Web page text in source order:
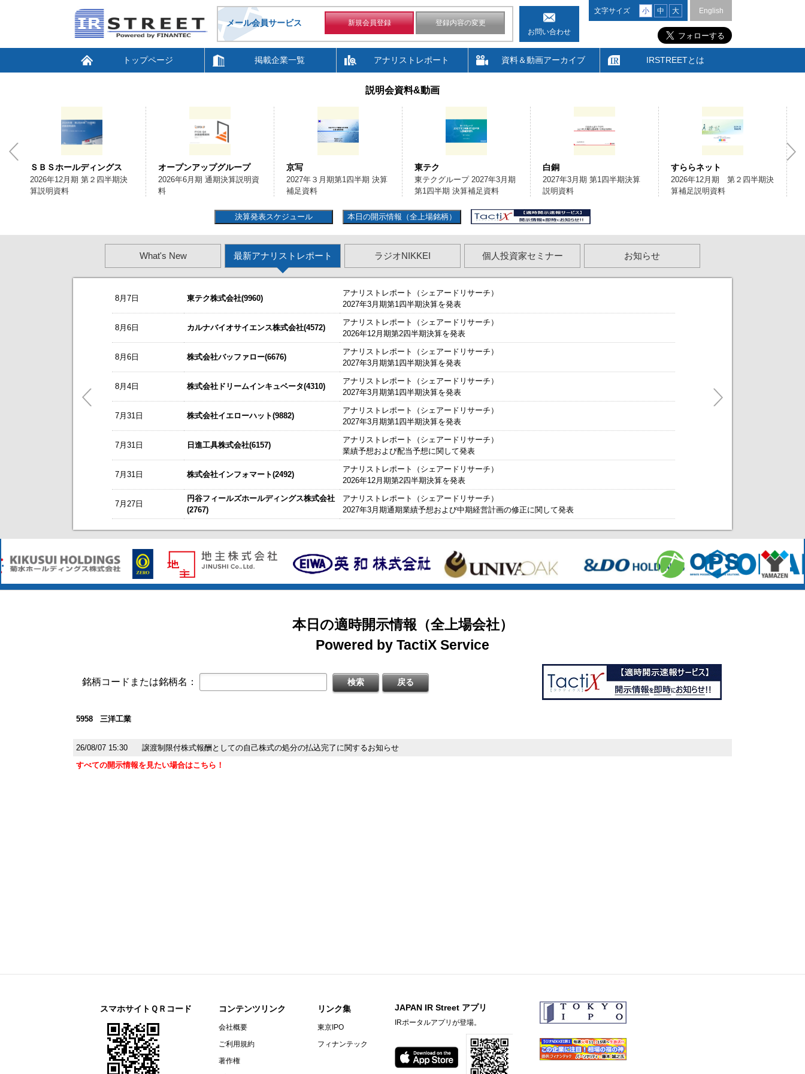
メール会員サービス 新規会員登録
登録内容の変更
お問い合わせ
文字サイズ 小 中 大 English
トップページ 掲載企業一覧 アナリストレポート 資料＆動画アーカイブ IRSTREETとは
説明会資料&動画
ＳＢＳホールディングス
2026年12月期 第２四半期決
算説明資料
オープンアップグループ
2026年6月期 通期決算説明資
料
京写
2027年３月期第1四半期 決算
補足資料
東テク
東テクグループ 2027年3月期
第1四半期 決算補足資料
白銅
2027年3月期 第1四半期決算
説明資料
すららネット
2026年12月期 第２四半期決
算補足説明資料
決算発表スケジュール 本日の開示情報（全上場銘柄）
What's New 最新アナリストレポート ラジオNIKKEI 個人投資家セミナー お知らせ
2026/08/07 NEW
リーダー電子(6867)
今すぐ登録
東テク(9960)
今すぐ登録
アナリストレポート（シェアードリサーチ） ： 2027年3月期第1四半期決算を発表
ＳＢＳホールディングス(2384)
今すぐ登録
2026年12月期 第２四半期決算説明資料
レント(372A)
今すぐ登録
静銀リース株式会社との業務提携に関するお知らせ
「熊本中央センター」 新規開設のお知らせ
自己株式の取得および自己株式立会外買付取引（ToSTNeT-３）による自己株式の買付けの決定に関するお知らせ
コーポレート・ガバナンスに関する報告書 2026/08/07
オープンアップグループ(2154)
今すぐ登録
2026年6月期 通期決算説明資料
京写(6837)
2027年３月期 第１四半期決算短信［日本基準］(連結)
日本精密(7771)
今すぐ登録
令和９年３月期 第１四半期決算短信〔日本基準〕(連結)
クレスコ(4674)
白銅(7637)
今すぐ登録
業績予想および配当予想の修正に関するお知らせ
2026年12月期第２四半期（中間期）決算短信〔日本基準〕（連結）
（開示事項の経過）株式会社マックビーヒル就労支援機構の株式取得に関するお知らせ
リガク・ホールディングス(268A)
2026年12月期第２四半期（中間期）決算短信〔ＩＦＲＳ〕(連結)
エプコ(2311)
2026年12月期第2四半期決算説明資料
8月7日 東テク株式会社(9960)
アナリストレポート（シェアードリサーチ）
2027年3月期第1四半期決算を発表
8月6日 カルナバイオサイエンス株式会社(4572)
アナリストレポート（シェアードリサーチ）
2026年12月期第2四半期決算を発表
8月6日 株式会社バッファロー(6676)
アナリストレポート（シェアードリサーチ）
2027年3月期第1四半期決算を発表
8月4日 株式会社ドリームインキュベータ(4310)
アナリストレポート（シェアードリサーチ）
2027年3月期第1四半期決算を発表
7月31日 株式会社イエローハット(9882)
アナリストレポート（シェアードリサーチ）
2027年3月期第1四半期決算を発表
7月31日 日進工具株式会社(6157)
アナリストレポート（シェアードリサーチ）
業績予想および配当予想に関して発表
7月31日 株式会社インフォマート(2492)
アナリストレポート（シェアードリサーチ）
2026年12月期第2四半期決算を発表
7月27日
円谷フィールズホールディングス株式会社
(2767)
アナリストレポート（シェアードリサーチ）
2027年3月期通期業績予想および中期経営計画の修正に関して発表
これまで開催した、個人投資家向けIRセミナーやオンラインIRセミナーの内容を動画にてご覧いただけます。
今後のスケジュールにつきましては、こちらよりご確認ください。
お知らせ
8/3 カバー(5253)の掲載を開始いたしました。 今すぐ登録
8/3日本テクノ・ラボ(3849)の掲載を開始いたしました。
5/21 梅の花グループ(7604)の掲載を開始いたしました。 今すぐ登録
【ニュースリリース】「WEB海外IRサービス」提供開始！ ～海外機関投資家とのWEBスモールミーティングをアレンジします！～
【ご提案書】戦略的グローバルＩＲのご提案
新規掲載企業
掲載開始日：8/3
日本テクノ・ラボ（3849：アンビシャス）
掲載開始日：7/1
ゴルフ・ドゥ（3032：ネクスト）
掲載開始日：5/21
梅の花グループ（7604：スタンダード）
本日の適時開示情報（全上場会社）
Powered by TactiX Service
銘柄コードまたは銘柄名：
5958 三洋工業
26/08/07 15:30
譲渡制限付株式報酬としての自己株式の処分の払込完了に関するお知らせ
すべての開示情報を見たい場合はこちら！
スマホサイトＱＲコード コンテンツリンク
会社概要
ご利用規約
著作権
リンク集
東京IPO
フィナンテック
JAPAN IR Street アプリ
IRポータルアプリが登場。